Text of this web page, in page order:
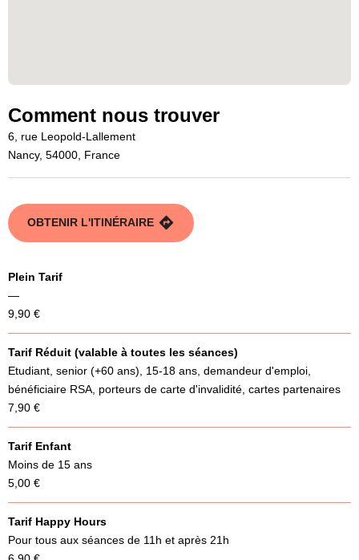
Comment nous trouver
6, rue Leopold-Lallement
Nancy, 54000, France
OBTENIR L'ITINÉRAIRE
Plein Tarif
—
9,90 €
Tarif Réduit (valable à toutes les séances)
Etudiant, senior (+60 ans), 15-18 ans, demandeur d'emploi,
bénéficiaire RSA, porteurs de carte d'invalidité, cartes partenaires
7,90 €
Tarif Enfant
Moins de 15 ans
5,00 €
Tarif Happy Hours
Pour tous aux séances de 11h et après 21h